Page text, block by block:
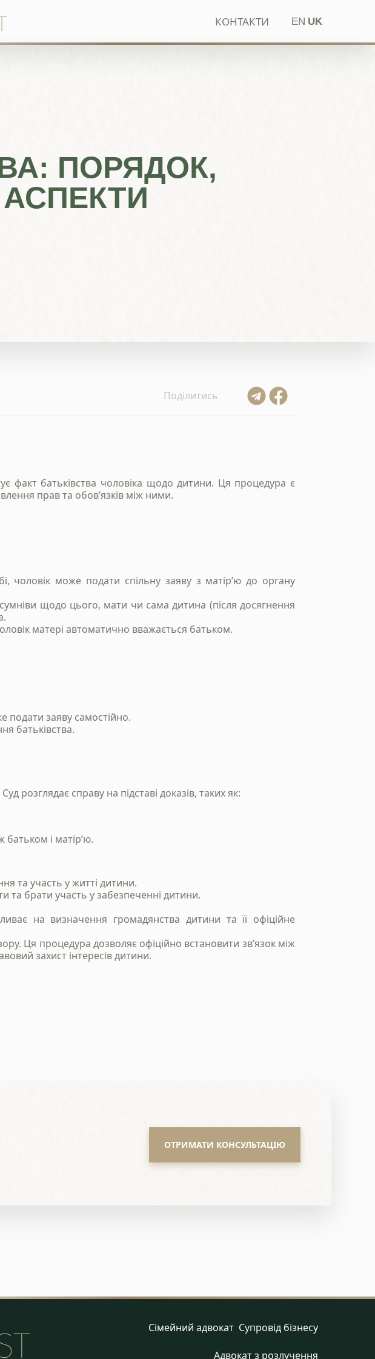
КОНТАКТИ EN UK
ПОРЯДОК,
АСПЕКТИ
Поділитись
факт батьківства чоловіка щодо дитини. Ця процедура є
прав та обов’язків між ними.
може подати спільну заяву з матір’ю до органу
щодо цього, мати чи сама дитина (після досягнення
матері автоматично вважається батьком.
заяву самостійно.
батьківства.
розглядає справу на підставі доказів, таких як:
батьком і матір’ю.
та участь у житті дитини.
та брати участь у забезпеченні дитини.
на визначення громадянства дитини та її офіційне
Ця процедура дозволяє офіційно встановити зв’язок між
захист інтересів дитини.
ОТРИМАТИ КОНСУЛЬТАЦІЮ
Сімейний адвокат Cупровід бізнесу
Адвокат з розлучення
у telegram, чи
з вами